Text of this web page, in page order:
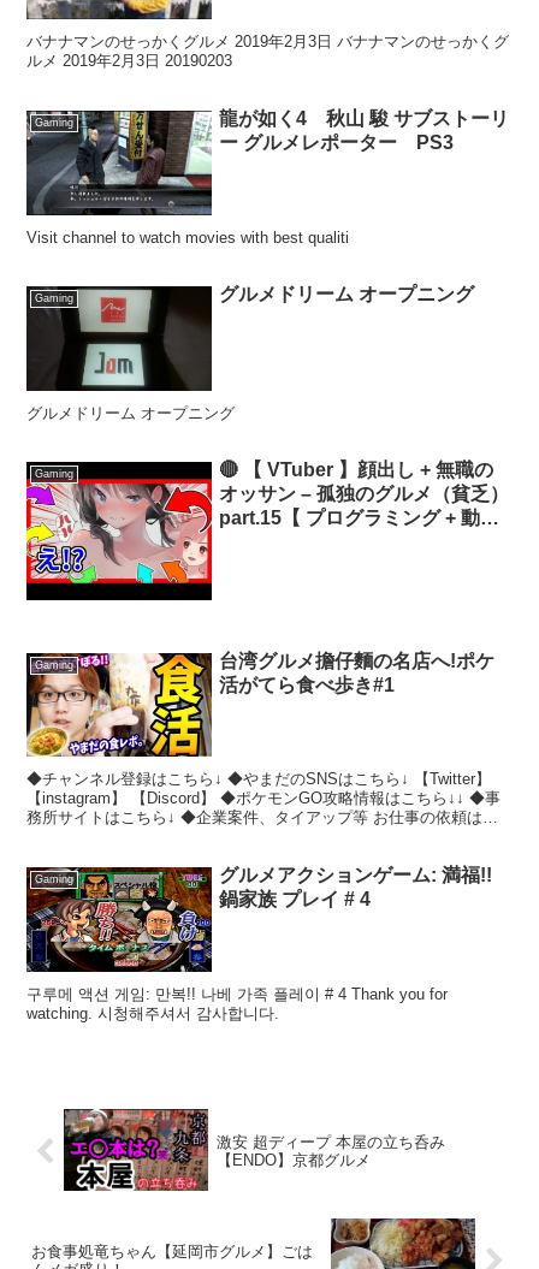
バナナマンのせっかくグルメ 2019年2月3日 バナナマンのせっかくグ
ルメ 2019年2月3日 20190203
Gaming
龍が如く4 秋山 駿 サブストーリ
ー グルメレポーター PS3
Visit channel to watch movies with best qualiti
Gaming グルメドリーム オープニング
グルメドリーム オープニング
Gaming
🔴 【 VTuber 】顔出し + 無職の
オッサン – 孤独のグルメ（貧乏）
part.15【 プログラミング + 動画
Gaming
台湾グルメ擔仔麵の名店へ!ポケ
活がてら食べ歩き#1
◆チャンネル登録はこちら↓ ◆やまだのSNSはこちら↓ 【Twitter】
【instagram】 【Discord】 ◆ポケモンGO攻略情報はこちら↓↓ ◆事
務所サイトはこちら↓ ◆企業案件、タイアップ等 お仕事の依頼はこ
Gaming
グルメアクションゲーム: 満福!!
鍋家族 プレイ # 4
구루메 액션 게임: 만복!! 나베 가족 플레이 # 4 Thank you for
watching. 시청해주셔서 감사합니다.
激安 超ディープ 本屋の立ち呑み
【ENDO】京都グルメ
お食事処竜ちゃん【延岡市グルメ】ごは